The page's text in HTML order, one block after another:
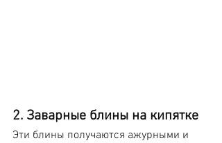
2. Заварные блины на кипятке
Эти блины получаются ажурными и